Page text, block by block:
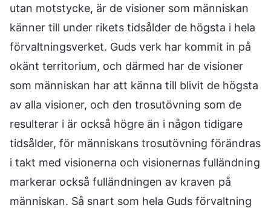
utan motstycke, är de visioner som människan
känner till under rikets tidsålder de högsta i hela
förvaltningsverket. Guds verk har kommit in på
okänt territorium, och därmed har de visioner
som människan har att känna till blivit de högsta
av alla visioner, och den trosutövning som de
resulterar i är också högre än i någon tidigare
tidsålder, för människans trosutövning förändras
i takt med visionerna och visionernas fulländning
markerar också fulländningen av kraven på
människan. Så snart som hela Guds förvaltning